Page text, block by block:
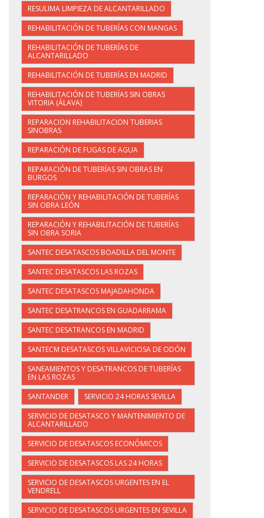
RESULIMA LIMPIEZA DE ALCANTARILLADO
REHABILITACIÓN DE TUBERÍAS CON MANGAS
REHABILITACIÓN DE TUBERÍAS DE
ALCANTARILLADO
REHABILITACIÓN DE TUBERÍAS EN MADRID
REHABILITACIÓN DE TUBERÍAS SIN OBRAS
VITORIA (ÁLAVA)
REPARACION REHABILITACION TUBERIAS
SINOBRAS
REPARACIÓN DE FUGAS DE AGUA
REPARACIÓN DE TUBERÍAS SIN OBRAS EN
BURGOS
REPARACIÓN Y REHABILITACIÓN DE TUBERÍAS
SIN OBRA LEÓN
REPARACIÓN Y REHABILITACIÓN DE TUBERÍAS
SIN OBRA SORIA
SANTEC DESATASCOS BOADILLA DEL MONTE
SANTEC DESATASCOS LAS ROZAS
SANTEC DESATASCOS MAJADAHONDA
SANTEC DESATRANCOS EN GUADARRAMA
SANTEC DESATRANCOS EN MADRID
SANTECM DESATASCOS VILLAVICIOSA DE ODÓN
SANEAMIENTOS Y DESATRANCOS DE TUBERÍAS
EN LAS ROZAS
SANTANDER
SERVICIO 24 HORAS SEVILLA
SERVICIO DE DESATASCO Y MANTENIMIENTO DE
ALCANTARILLADO
SERVICIO DE DESATASCOS ECONÓMICOS
SERVICIO DE DESATASCOS LAS 24 HORAS
SERVICIO DE DESATASCOS URGENTES EN EL
VENDRELL
SERVICIO DE DESATASCOS URGENTES EN SEVILLA